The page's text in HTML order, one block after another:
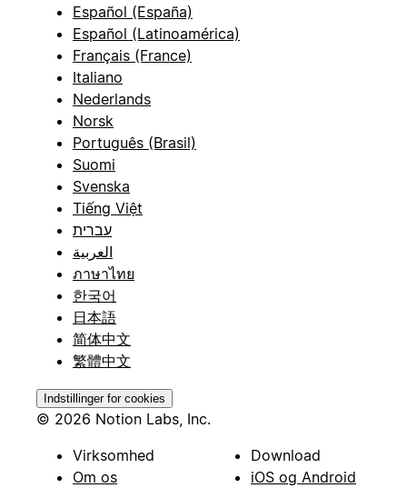
Español (España)
Español (Latinoamérica)
Français (France)
Italiano
Nederlands
Norsk
Português (Brasil)
Suomi
Svenska
Tiếng Việt
עברית
العربية
ภาษาไทย
한국어
日本語
简体中文
繁體中文
Indstillinger for cookies
© 2026 Notion Labs, Inc.
Virksomhed
Om os
Download
iOS og Android